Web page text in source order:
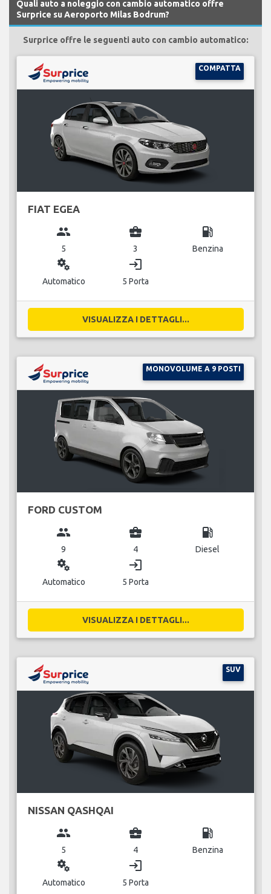
Quali auto a noleggio con cambio automatico offre
Surprice su Aeroporto Milas Bodrum?
Surprice offre le seguenti auto con cambio automatico:
COMPATTA
FIAT EGEA
group
5
business_center
3
local_gas_station
Benzina
miscellaneous_services
Automatico
login
5 Porta
VISUALIZZA I DETTAGLI...
MONOVOLUME A 9 POSTI
FORD CUSTOM
group
9
business_center
4
local_gas_station
Diesel
miscellaneous_services
Automatico
login
5 Porta
VISUALIZZA I DETTAGLI...
SUV
NISSAN QASHQAI
group
5
business_center
4
local_gas_station
Benzina
miscellaneous_services
Automatico
login
5 Porta